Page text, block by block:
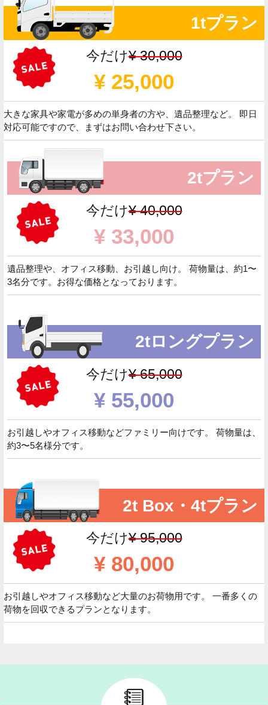
1tプラン
今だけ¥ 30,000
¥ 25,000
大きな家具や家電が多めの単身者の方や、遺品整理など。 即日
対応可能ですので、まずはお問い合わせ下さい。
2tプラン
今だけ¥ 40,000
¥ 33,000
遺品整理や、オフィス移動、お引越し向け。 荷物量は、約1〜
3名分です。お得な価格となっております。
2tロングプラン
今だけ¥ 65,000
¥ 55,000
お引越しやオフィス移動などファミリー向けです。 荷物量は、
約3〜5名様分です。
2t Box・4tプラン
今だけ¥ 95,000
¥ 80,000
お引越しやオフィス移動など大量のお荷物用です。 一番多くの
荷物を回収できるプランとなります。